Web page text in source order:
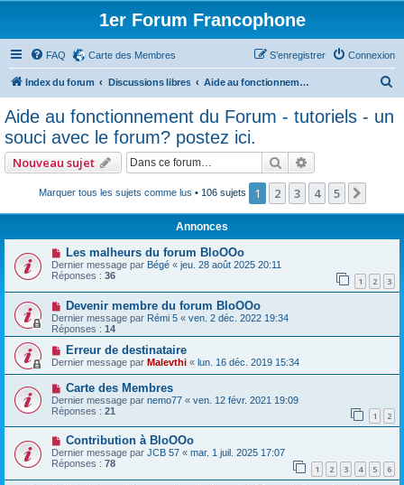
1er Forum Francophone
FAQ Carte des Membres Connexion
S’enregistrer
Index du forum Discussions libres Aide au fonctionnement du Forum - tutoriels - un souci avec le forum? postez ici.
c
r
Aide au fonctionnement du Forum - tutoriels - un
souci avec le forum? postez ici.
Nouveau sujet Rechercher
Marquer tous les sujets comme lus • 106 sujets 1 2 3 4 5
Annonces
Les malheurs du forum BloOOo
Dernier message par Bégé « jeu. 28 août 2025 20:11
Réponses : 36 1 2 3
Devenir membre du forum BloOOo
Dernier message par Rémi 5 « ven. 2 déc. 2022 19:34
Réponses : 14
Erreur de destinataire
Dernier message par Malevthi « lun. 16 déc. 2019 15:34
Carte des Membres
Dernier message par nemo77 « ven. 12 févr. 2021 19:09
Réponses : 21 1 2
Contribution à BloOOo
Dernier message par JCB 57 « mar. 1 juil. 2025 17:07
Réponses : 78 1 2 3 4 5 6